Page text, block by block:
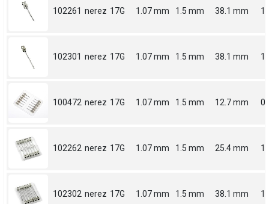
102261 nerez 17G 1.07 mm 1.5 mm 38.1 mm
102301 nerez 17G 1.07 mm 1.5 mm 38.1 mm
100472 nerez 17G 1.07 mm 1.5 mm 12.7 mm
102262 nerez 17G 1.07 mm 1.5 mm 25.4 mm 1
102302 nerez 17G 1.07 mm 1.5 mm 38.1 mm